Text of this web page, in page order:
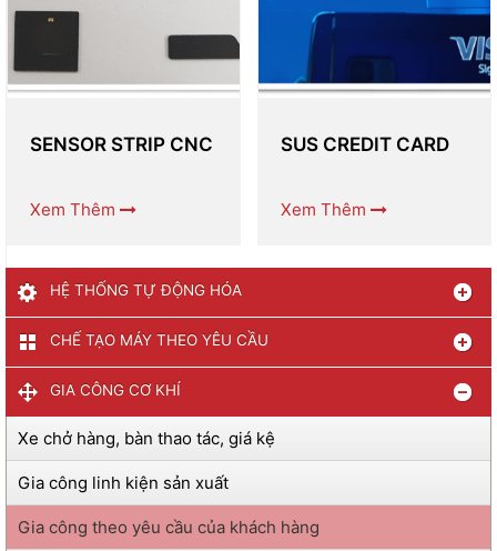
SENSOR STRIP CNC
Xem Thêm
SUS CREDIT CARD
Xem Thêm
HỆ THỐNG TỰ ĐỘNG HÓA
CHẾ TẠO MÁY THEO YÊU CẦU
GIA CÔNG CƠ KHÍ
Xe chở hàng, bàn thao tác, giá kệ
Gia công linh kiện sản xuất
Gia công theo yêu cầu của khách hàng